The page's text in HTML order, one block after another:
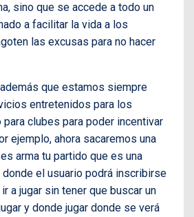
sino que se accede a todo un
a facilitar la vida a los
las excusas para no hacer
que estamos siempre
entretenidos para los
clubes para poder incentivar
ejemplo, ahora sacaremos una
arma tu partido que es una
el usuario podrá inscribirse
a jugar sin tener que buscar un
y donde jugar donde se verá